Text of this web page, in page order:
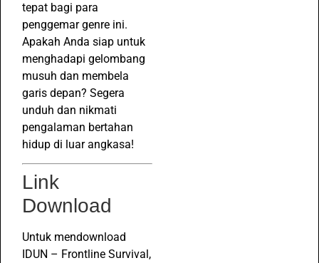
tepat bagi para
penggemar genre ini.
Apakah Anda siap untuk
menghadapi gelombang
musuh dan membela
garis depan? Segera
unduh dan nikmati
pengalaman bertahan
hidup di luar angkasa!
Link
Download
Untuk mendownload
IDUN – Frontline Survival,